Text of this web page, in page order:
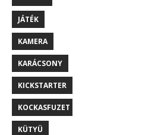
JÁTÉK
KAMERA
KARÁCSONY
KICKSTARTER
KOCKASFUZET
KÜTYÜ